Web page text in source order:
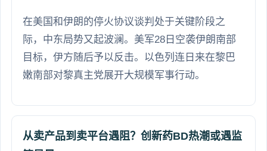
在美国和伊朗的停火协议谈判处于关键阶段之
际，中东局势又起波澜。美军28日空袭伊朗南部
目标，伊方随后予以反击。以色列连日来在黎巴
嫩南部对黎真主党展开大规模军事行动。
从卖产品到卖平台遇阻？创新药BD热潮或遇监